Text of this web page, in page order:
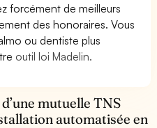
forcément de meilleurs
des honoraires. Vous
ou dentiste plus
outil loi Madelin.
mutuelle TNS
automatisée en